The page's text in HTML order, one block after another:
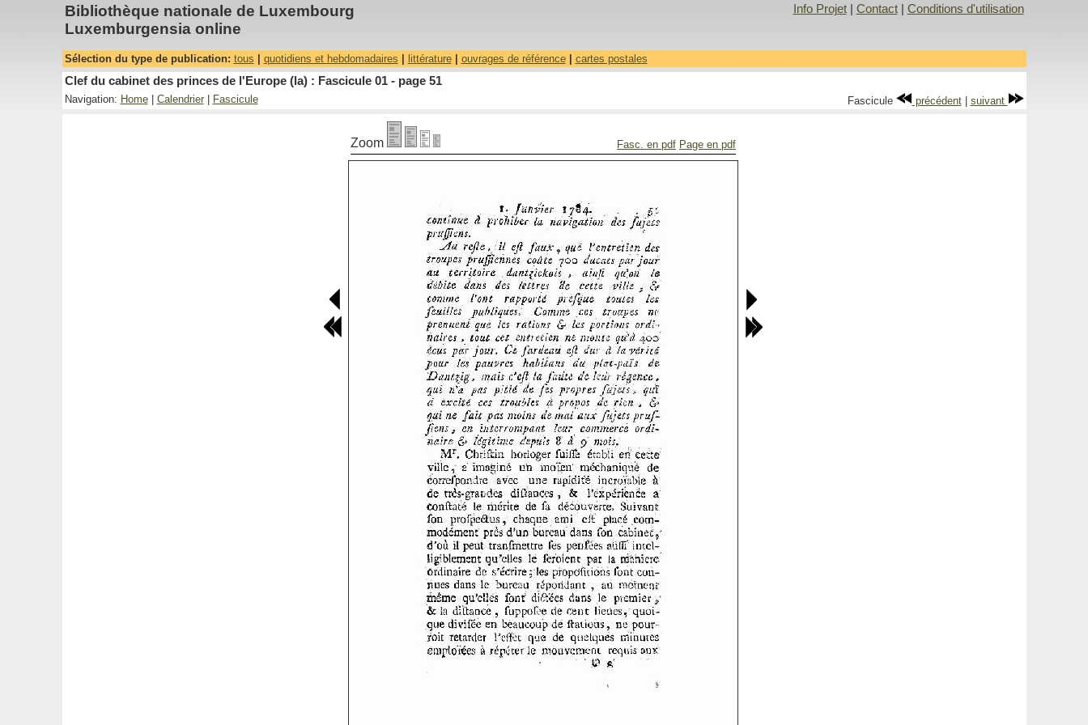
Bibliothèque nationale de Luxembourg
Luxemburgensia online
Info Projet| Contact| Conditions d'utilisation
Sélection du type de publication: tous quotidiens et hebdomadaires littérature| ouvrages de référence| cartes postales
Clef du cabinet des princes de l'Europe (la) : Fascicule 01 - page 51
Navigation: Home| Calendrier| Fascicule Fascicule précédent| suivant
Zoom Fasc. en pdf Page en pdf